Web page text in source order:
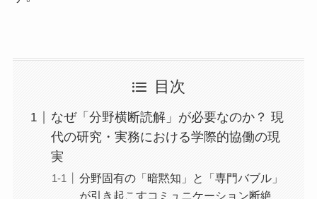
目次
なぜ「分野横断読解」が必要なのか？ 現
代の研究・実務における学際的協働の現
実
分野固有の「暗黙知」と「専門バブル」
が引き起こすコミュニケーション断絶